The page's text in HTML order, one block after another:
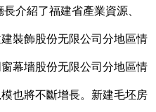
介紹了福建省產業資源、
裝飾股份无限公司分地區情
幕墻股份无限公司分地區情
也將不斷增長。新建毛坯房